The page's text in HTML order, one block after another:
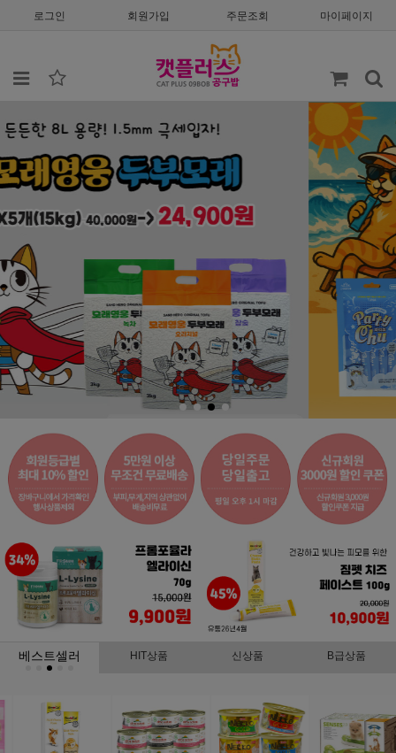
로그인 회원가입 주문조회 마이페이지
베스트셀러 HIT상품 신상품 B급상품